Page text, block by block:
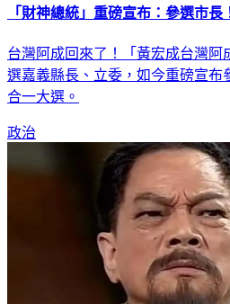
「財神總統」重磅宣布：參選市
台灣阿成回來了！「黃宏成台灣阿
選嘉義縣長、立委，如今重磅宣布
合一大選。
政治